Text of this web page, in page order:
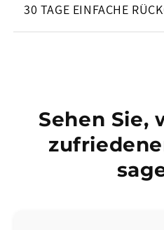
30 TAGE EINFACHE
Sehen Sie,